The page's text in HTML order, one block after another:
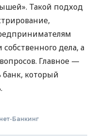
Такой подход
дела, а
Главное —
банк, который
Банкинг